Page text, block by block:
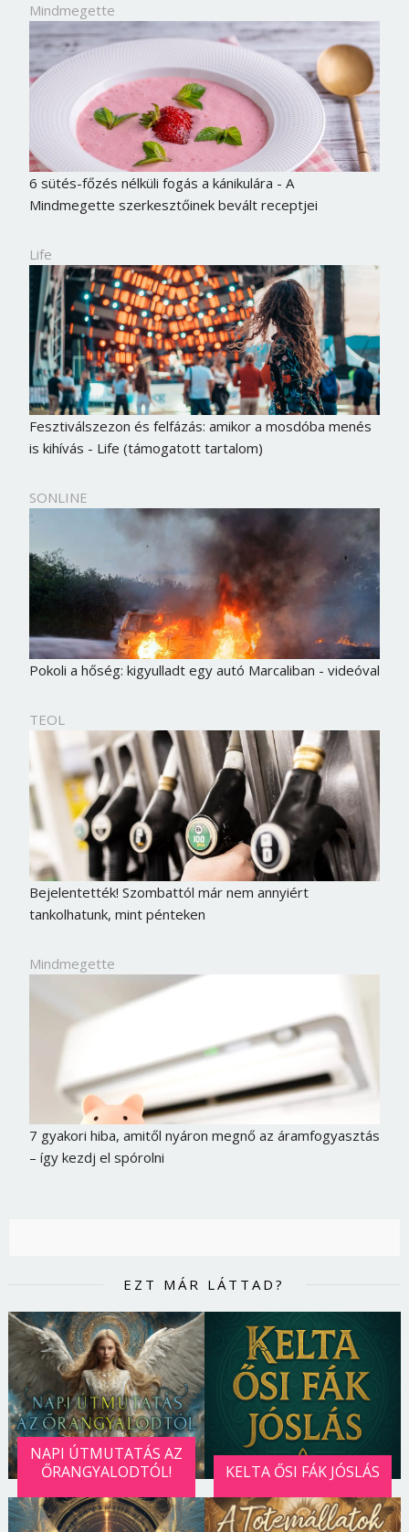
Mindmegette
6 sütés-főzés nélküli fogás a kánikulára - A
Mindmegette szerkesztőinek bevált receptjei
Life
Fesztiválszezon és felfázás: amikor a mosdóba menés
is kihívás - Life (támogatott tartalom)
SONLINE
Pokoli a hőség: kigyulladt egy autó Marcaliban - videóval
TEOL
Bejelentették! Szombattól már nem annyiért
tankolhatunk, mint pénteken
Mindmegette
7 gyakori hiba, amitől nyáron megnő az áramfogyasztás
– így kezdj el spórolni
EZT MÁR LÁTTAD?
NAPI ÚTMUTATÁS AZ
ŐRANGYALODTÓL!
KELTA ŐSI FÁK JÓSLÁS
Borsonline bejelentkezés
E-mail cím vagy felhasználónév